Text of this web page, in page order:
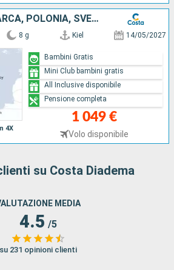
GERMANIA, DANIMARCA, POLONIA, SVEZIA
4X
8 g Kiel 14/05/2027
1 049 €
Volo disponibile
Bambini Gratis
Mini Club bambini gratis
All Inclusive disponibile
Pensione completa
su Costa Diadema
MEDIA
4.5 /5
su 231 opinioni clienti